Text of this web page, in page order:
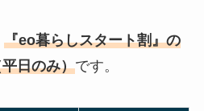
『eo暮らしスタート割』の
日のみ）です。